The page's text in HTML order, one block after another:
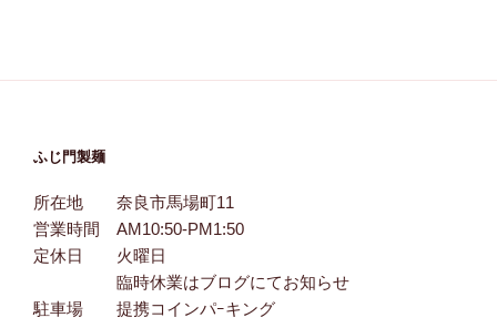
ふじ門製麺
所在地 奈良市馬場町11
営業時間 AM10:50-PM1:50
定休日 火曜日
臨時休業はブログにてお知らせ
駐車場 提携コインパｰキング